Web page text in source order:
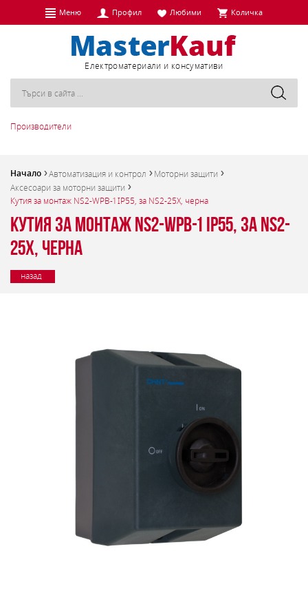
Меню Профил Любими Количка
Eлектроматериали и консумативи
Производители
Начало Автоматизация и контрол
Моторни защити
Аксесоари за моторни защити
Кутия за монтаж NS2-WPB-1 IP55, за NS2-25X, черна
Кутия за монтаж NS2-WPB-1 IP55, за NS2-
25X, черна
назад